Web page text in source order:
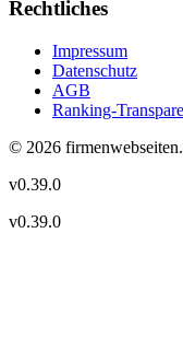
Rechtliches
Impressum
Datenschutz
AGB
Ranking-
© 2026
v0.39.0
v0.39.0